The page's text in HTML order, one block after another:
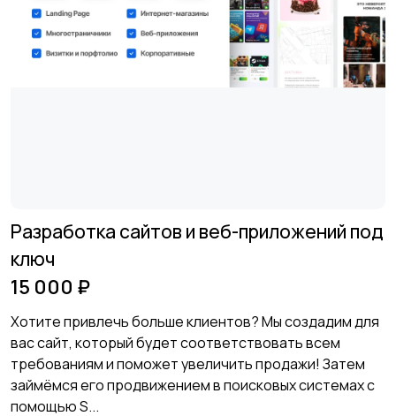
Разработка сайтов и веб-приложений под
ключ
15 000 ₽
Хотите привлечь больше клиентов? Мы создадим для
вас сайт, который будет соответствовать всем
требованиям и поможет увеличить продажи! Затем
займёмся его продвижением в поисковых системах с
помощью S...